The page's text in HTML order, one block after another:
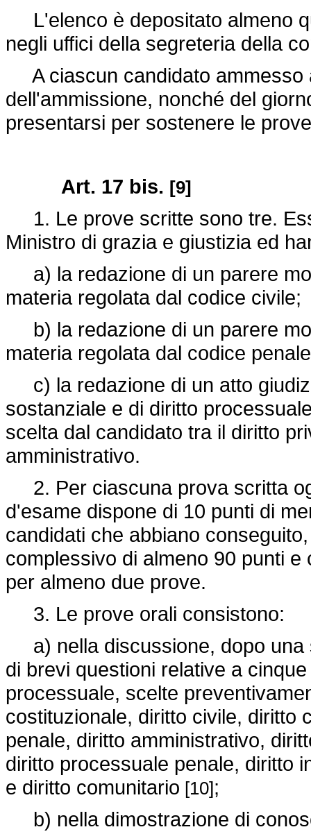
L'elenco è depositato almeno
negli uffici della segreteria della
A ciascun candidato ammesso
dell'ammissione, nonché del
presentarsi per sostenere le
Art. 17 bis. [9]
1. Le prove scritte sono tre.
Ministro di grazia e giustizia ed
a) la redazione di un parere
materia regolata dal codice civile;
b) la redazione di un parere
materia regolata dal codice
c) la redazione di un atto
sostanziale e di diritto
scelta dal candidato tra il diritto
amministrativo.
2. Per ciascuna prova scritta
d'esame dispone di 10 punti di
candidati che abbiano
complessivo di almeno 90 punti
per almeno due prove.
3. Le prove orali consistono:
a) nella discussione, dopo una
di brevi questioni relative a
processuale, scelte
costituzionale, diritto civile, diritto
penale, diritto amministrativo,
diritto processuale penale, diritto
e diritto comunitario [10];
b) nella dimostrazione di